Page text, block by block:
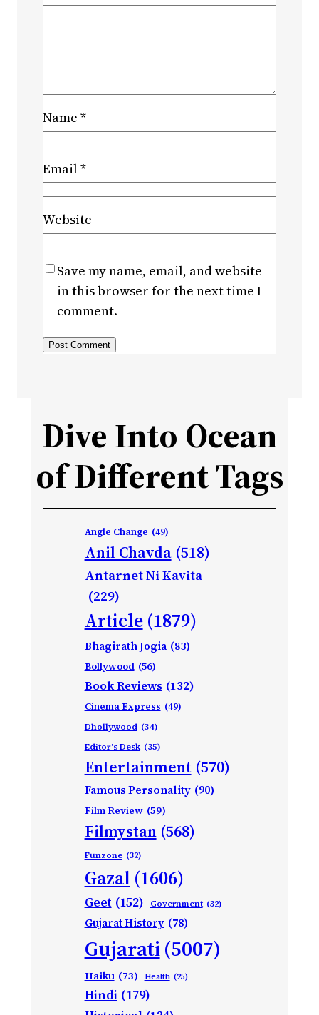
Name *
Email*
Website
Save my name, email, and website
in this browser for the next time I
comment.
Dive Into Ocean
of Different Tags
Angle Change (49)
Anil Chavda (518)
Antarnet Ni Kavita
(229)
Article (1879)
Bhagirath Jogia (83)
Bollywood (56)
Book Reviews (132)
Cinema Express (49)
Dhollywood (34)
Editor's Desk (35)
Entertainment (570)
Famous Personality (90)
Film Review (59)
Filmystan (568)
Funzone (32)
Gazal (1606)
Geet (152) Government (32)
Gujarat History (78)
Gujarati(5007)
Haiku (73) Health (25)
Hindi (179)